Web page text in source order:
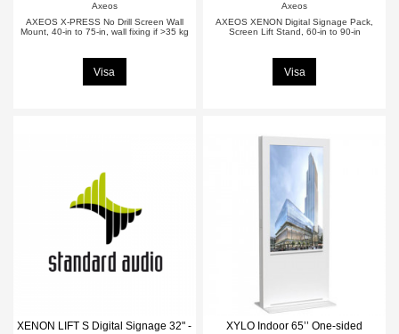
Axeos
AXEOS X-PRESS No Drill Screen Wall
Mount, 40-in to 75-in, wall fixing if >35 kg
Visa
Axeos
AXEOS XENON Digital Signage Pack,
Screen Lift Stand, 60-in to 90-in
Visa
XENON LIFT S Digital Signage 32" -
XYLO Indoor 65’’ One-sided